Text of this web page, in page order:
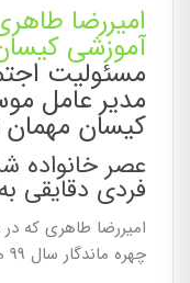
امیررضا
آموزشی
مسئولیت
مدیر عامل
کیسان مهمان
عصر خانواده
فردی دقایقی
چهره ماندگار سال 99 مهمان برنامه عصر خانواده شد .